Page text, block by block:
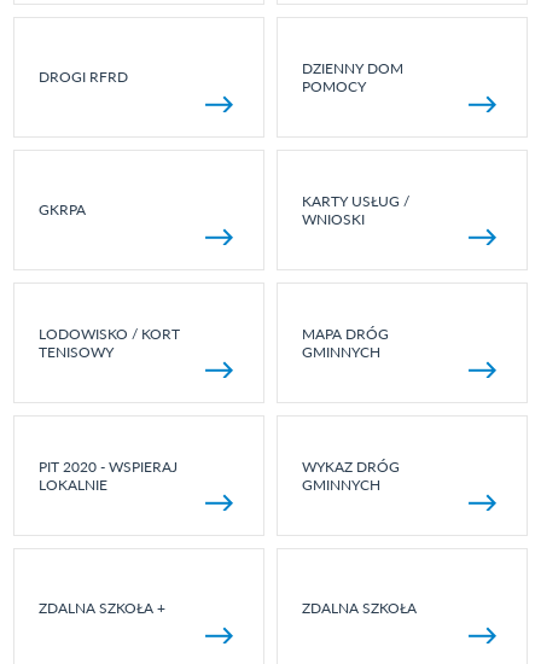
DROGI RFRD
DZIENNY DOM
POMOCY
GKRPA
KARTY USŁUG /
WNIOSKI
LODOWISKO / KORT
TENISOWY
MAPA DRÓG
GMINNYCH
PIT 2020 - WSPIERAJ
LOKALNIE
WYKAZ DRÓG
GMINNYCH
ZDALNA SZKOŁA + ZDALNA SZKOŁA